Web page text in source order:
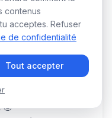
de liste].
de la ou les
qu’à toute la
la valeur aux
de la
🤩
contenus
acceptes. Refuser
de confidentialité
Tout accepter